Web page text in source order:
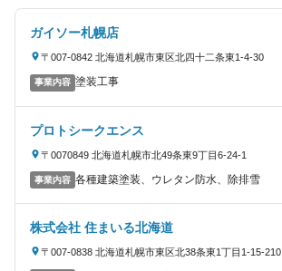
ガイソー札幌店
〒007-0842 北海道札幌市東区北四十二条東1-4-30
事業内容 塗装工事
プロトシークエンス
〒0070849 北海道札幌市北49条東9丁目6-24-1
事業内容 各種建築塗装、ウレタン防水、除排雪
株式会社 住まいる北海道
〒007-0838 北海道札幌市東区北38条東1丁目1-15-210